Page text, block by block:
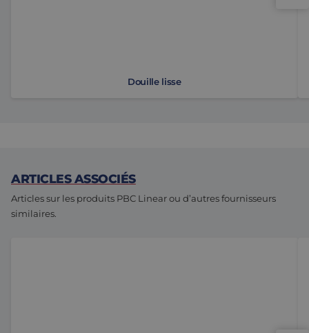
Douille lisse
ARTICLES ASSOCIÉS
Articles sur les produits PBC Linear ou d’autres fournisseurs
similaires.